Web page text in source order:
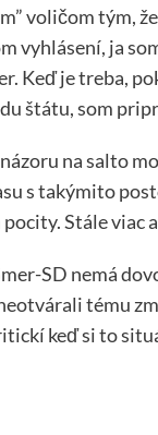
voličom tým,
vyhlásení, ja
Keď je treba,
štátu, som
na salto
s takýmito
Stále viac
SD nemá
tému
keď si to